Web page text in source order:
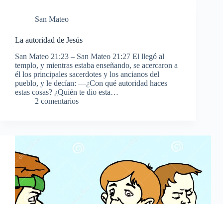
San Mateo
La autoridad de Jesús
San Mateo 21:23 – San Mateo 21:27 El llegó al
templo, y mientras estaba enseñando, se acercaron a
él los principales sacerdotes y los ancianos del
pueblo, y le decían: —¿Con qué autoridad haces
estas cosas? ¿Quién te dio esta…
2 comentarios